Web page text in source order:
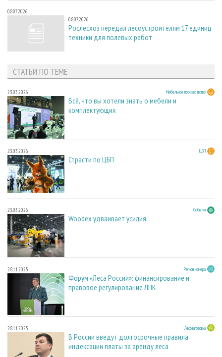
08.07.2026
08.07.2026
Рослесхоз передал лесоустроителям 17 единиц
техники для полевых работ
СТАТЬИ ПО ТЕМЕ
23.03.2026 Мебельное производство
Всё, что вы хотели знать о мебели и
комплектующих
23.03.2026 ЦБП
Страсти по ЦБП
23.03.2026 События
Woodex удваивает усилия
28.11.2025 Регион номера
Форум «Леса России»: финансирование и
правовое регулирование ЛПК
28.11.2025 Лесозаготовка
В России введут долгосрочные правила
индексации платы за аренду леса